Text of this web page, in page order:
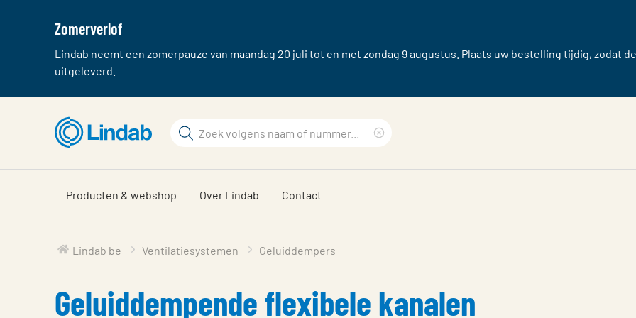
Zomerverlof
Lindab neemt een zomerpauze van maandag 20 juli tot en met zondag 9 augustus. Plaats uw bestelling tijdig, zodat
uitgeleverd.
hoofdinhoud
Zoek
search
Producten & webshop Over Lindab Contact
Lindab be Ventilatiesystemen Geluiddempers
Geluiddempende flexibele kanalen